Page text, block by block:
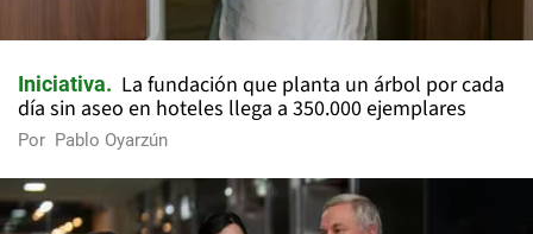
Iniciativa
La fundación que planta un árbol por cada
día sin aseo en hoteles llega a 350.000 ejemplares
Por Pablo Oyarzún